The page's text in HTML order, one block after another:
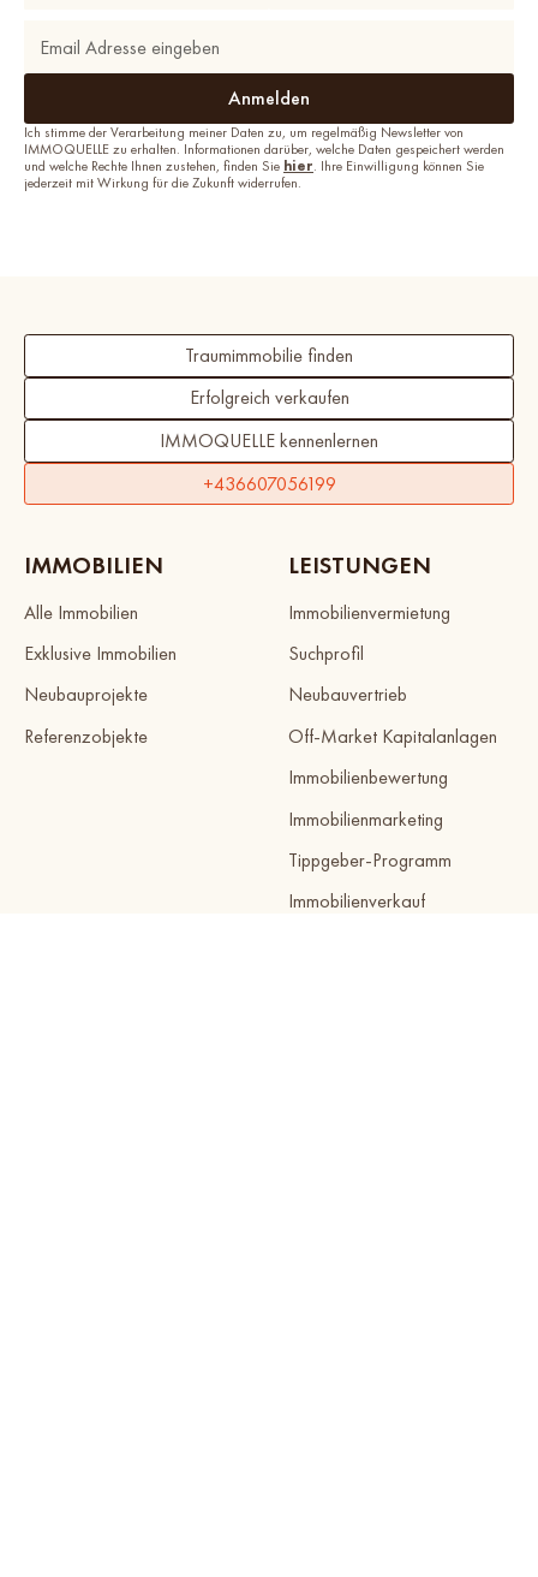
Ich stimme der Verarbeitung meiner Daten zu, um regelmäßig Newsletter von
IMMOQUELLE zu erhalten. Informationen darüber, welche Daten gespeichert werden
und welche Rechte Ihnen zustehen, finden Sie hier. Ihre Einwilligung können Sie
jederzeit mit Wirkung für die Zukunft widerrufen.
Traumimmobilie finden
Erfolgreich verkaufen
IMMOQUELLE kennenlernen
+436607056199
IMMOBILIEN
Alle Immobilien
Exklusive Immobilien
Neubauprojekte
Referenzobjekte
LEISTUNGEN
Immobilienvermietung
Suchprofil
Neubauvertrieb
Off-Market Kapitalanlagen
Immobilienbewertung
Immobilienmarketing
Tippgeber-Programm
Immobilienverkauf